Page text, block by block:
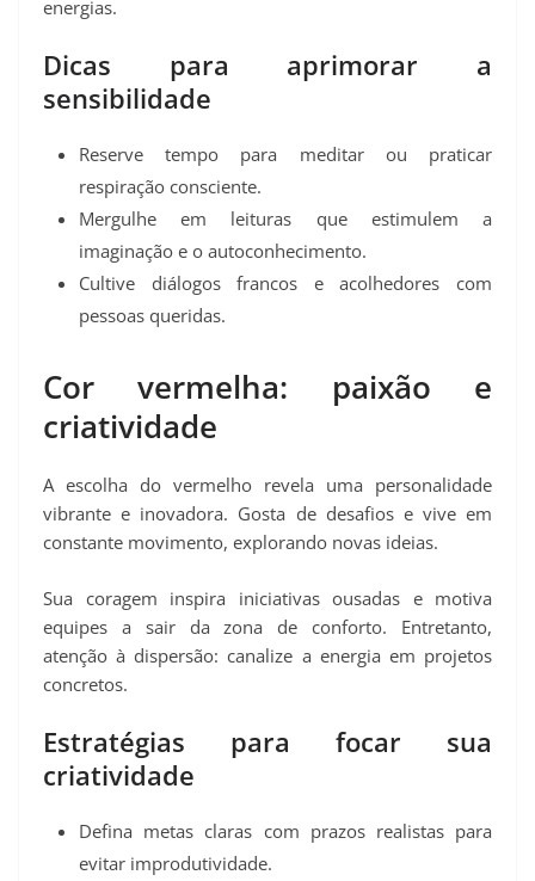
energias.
Dicas para aprimorar a
sensibilidade
Reserve tempo para meditar ou praticar
respiração consciente.
Mergulhe em leituras que estimulem a
imaginação e o autoconhecimento.
Cultive diálogos francos e acolhedores com
pessoas queridas.
Cor vermelha: paixão e
criatividade
A escolha do vermelho revela uma personalidade
vibrante e inovadora. Gosta de desafios e vive em
constante movimento, explorando novas ideias.
Sua coragem inspira iniciativas ousadas e motiva
equipes a sair da zona de conforto. Entretanto,
atenção à dispersão: canalize a energia em projetos
concretos.
Estratégias para focar sua
criatividade
Defina metas claras com prazos realistas para
evitar improdutividade.